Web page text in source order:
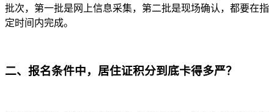
批次，第一批是网上信息采集，第二批是现场确认，都要在指
定时间内完成。
二、报名条件中，居住证积分到底卡得多严？